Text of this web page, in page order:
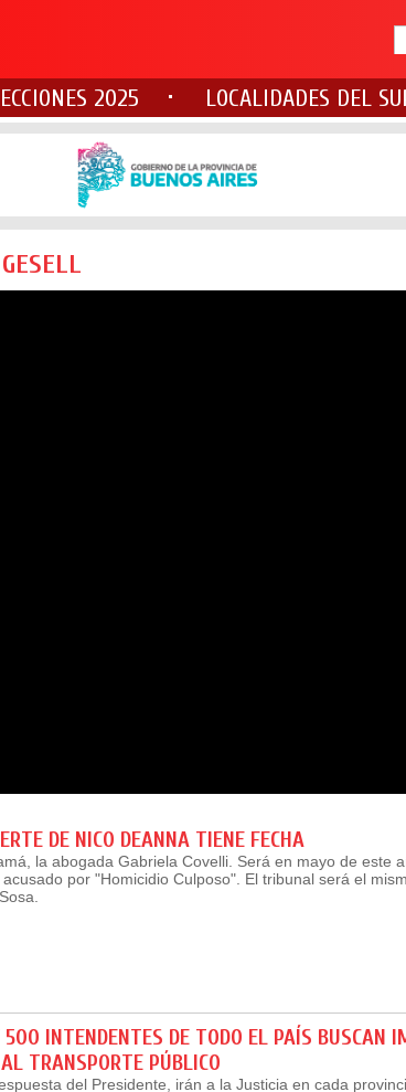
2025 LOCALIDADES DEL
DE NICO DEANNA TIENE FECHA
la abogada Gabriela Covelli. Será en mayo de este
por "Homicidio Culposo". El tribunal será el
500 INTENDENTES DE TODO EL PAÍS BUSCAN
TRANSPORTE PÚBLICO
del Presidente, irán a la Justicia en cada